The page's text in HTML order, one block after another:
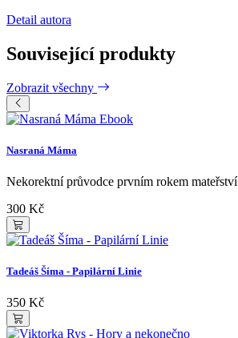
Detail autora
Související produkty
Zobrazit všechny
Ebook
Nasraná Máma
Nekorektní průvodce prvním rokem mateřství
300 Kč
Tadeáš Šíma - Papilární Linie
350 Kč